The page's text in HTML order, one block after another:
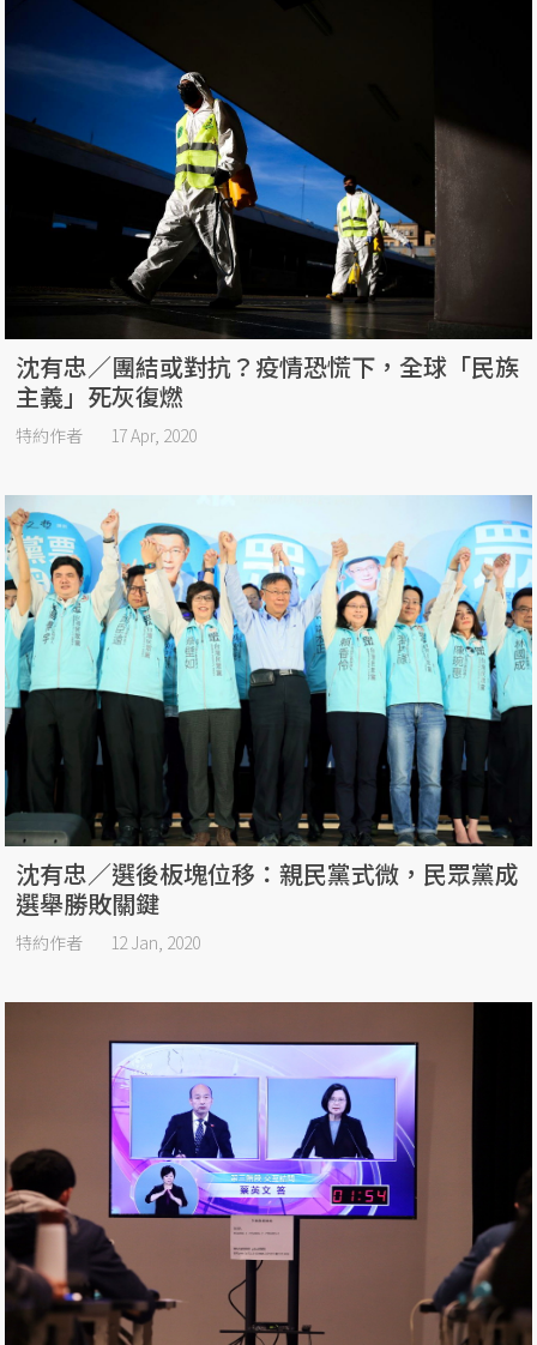
沈有忠／團結或對抗？疫情恐慌下，全球「民族
主義」死灰復燃
特約作者 17 Apr, 2020
沈有忠／選後板塊位移：親民黨式微，民眾黨成
選舉勝敗關鍵
特約作者 12 Jan, 2020